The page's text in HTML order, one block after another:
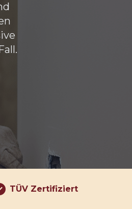
TÜV Zertifiziert